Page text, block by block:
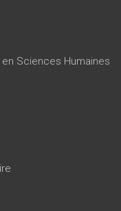
Sciences Humaines